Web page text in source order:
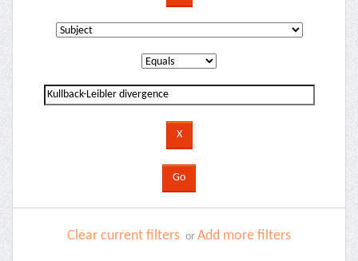
Clear current filters or Add more filters